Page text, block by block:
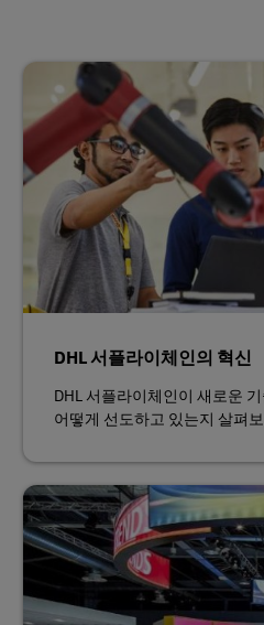
DHL 서플라이체인의 혁신
DHL 서플라이체인이 새로운
어떻게 선도하고 있는지 살펴